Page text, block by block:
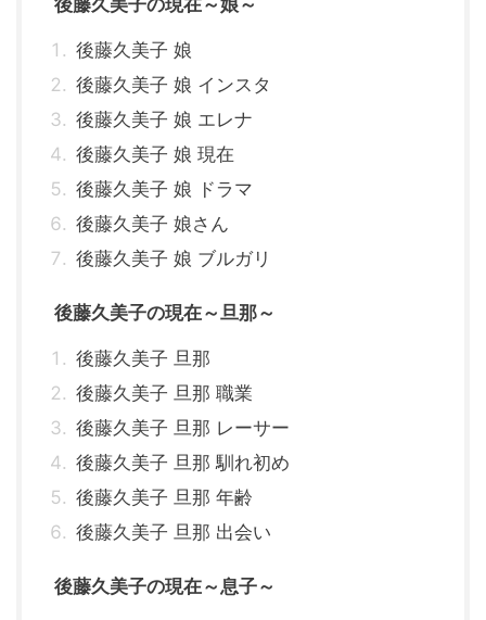
後藤久美子の現在～娘～
後藤久美子 娘
後藤久美子 娘 インスタ
後藤久美子 娘 エレナ
後藤久美子 娘 現在
後藤久美子 娘 ドラマ
後藤久美子 娘さん
後藤久美子 娘 ブルガリ
後藤久美子の現在～旦那～
後藤久美子 旦那
後藤久美子 旦那 職業
後藤久美子 旦那 レーサー
後藤久美子 旦那 馴れ初め
後藤久美子 旦那 年齢
後藤久美子 旦那 出会い
後藤久美子の現在～息子～